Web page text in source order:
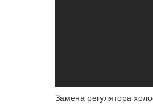
Замена регулятора